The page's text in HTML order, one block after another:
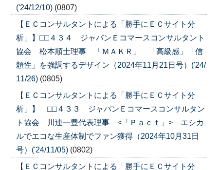
('24/12/10) (0807)
【ＥＣコンサルタントによる「勝手にＥＣサイト分
析」】□□４３４ ジャパンＥコマースコンサルタント
協会 松本順士理事 「ＭＡＫＲ」 「高級感」「信
頼性」を強調するデザイン（2024年11月21日号）('24/
11/26) (0805)
【ＥＣコンサルタントによる「勝手にＥＣサイト分
析」】 □□４３３ ジャパンＥコマースコンサルタン
ト協会 川連一豊代表理事 <「Ｐａｃｔ」> エシカ
ルでエコな生産体制でファン獲得（2024年10月31日
号）('24/11/05) (0802)
【ＥＣコンサルタントによる「勝手にＥＣサイト分